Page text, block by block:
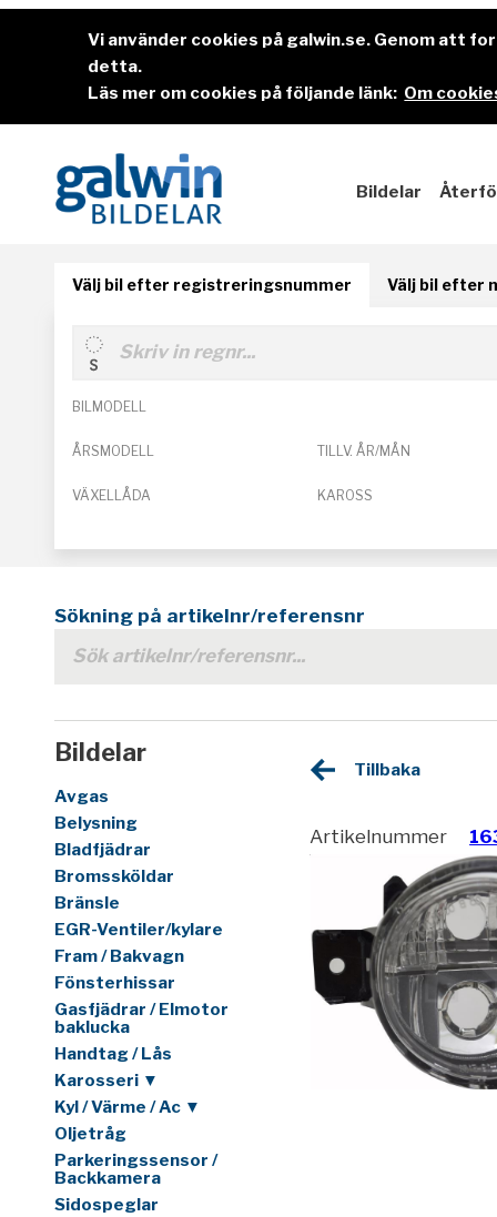
Vi använder cookies på galwin.se. Genom att
detta.
Läs mer om cookies på följande länk: Om
Bildelar
Välj bil efter registreringsnummer Välj bil efter
BILMODELL
ÅRSMODELL TILLV. ÅR/MÅN
VÄXELLÅDA KAROSS
Sökning på artikelnr/referensnr
Bildelar
Avgas
Belysning
Bladfjädrar
Bromssköldar
Bränsle
EGR-Ventiler/kylare
Fram / Bakvagn
Fönsterhissar
Gasfjädrar / Elmotor
baklucka
Handtag / Lås
Karosseri ▼
Kyl / Värme / Ac ▼
Oljetråg
Parkeringssensor /
Backkamera
Sidospeglar
Tillbaka
Artikelnummer